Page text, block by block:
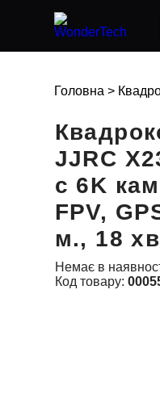
Головна >
JJRC
с 6K
FPV,
м., 18
Немає в
Код товару: